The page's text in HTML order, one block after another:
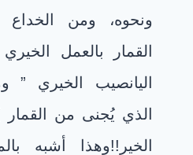
ونحوه، ومن الخداع
القمار بالعمل
اليانصيب الخيري ”
الذي يُجنى من
الخير!!وهذا أشبه